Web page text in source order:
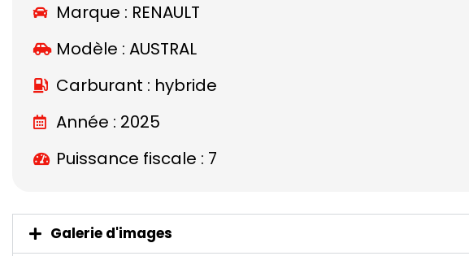
Marque : RENAULT
Modèle : AUSTRAL
Carburant : hybride
Année : 2025
Puissance fiscale : 7
Galerie d'images